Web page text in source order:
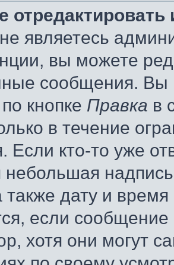
являетесь
вы можете
сообщения. Вы
кнопке Правка в
в течение
Если кто-то уже
небольшая
также дату и
если
хотя они могут